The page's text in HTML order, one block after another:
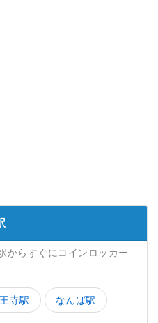
からすぐにコインロッカー
寺駅 なんば駅